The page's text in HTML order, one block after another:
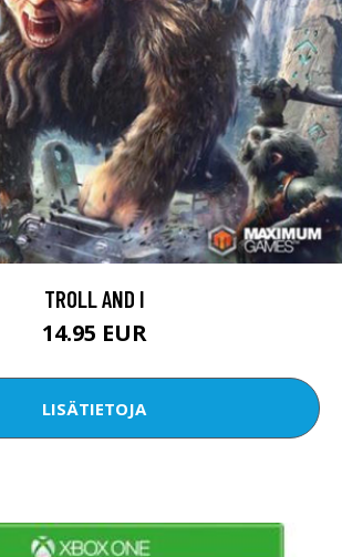
TROLL AND I
14.95 EUR
LISÄTIETOJA